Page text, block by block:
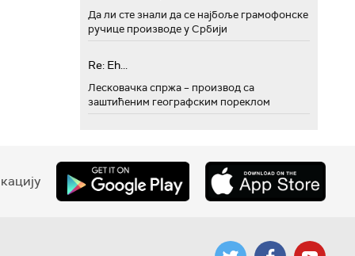
Да ли сте знали да се најбоље грамофонске
ручице производе у Србији
Re: Eh...
Лесковачка спржа – производ са
заштићеним географским пореклом